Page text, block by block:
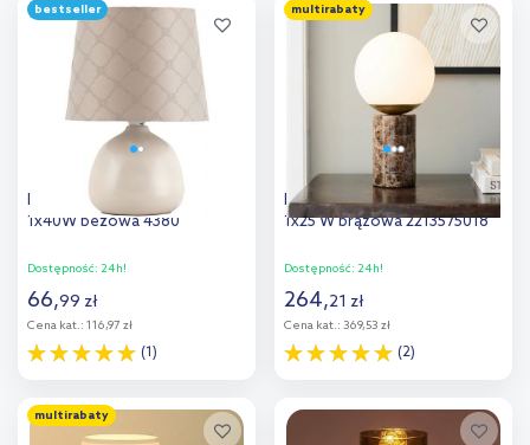
bestseller
Rabalux Ellie lampa stołowa
1x40W beżowa 4380
Dostępność: 24h!
66,99 zł
Cena kat.: 116,97 zł
(1)
Dodaj do
multirabaty
Nordlux Lilly lampa stołowa
1x25 W brązowa 2213575018
Dostępność: 24h!
264,21 zł
Cena kat.: 369,53 zł
(2)
Dodaj do
multirabaty